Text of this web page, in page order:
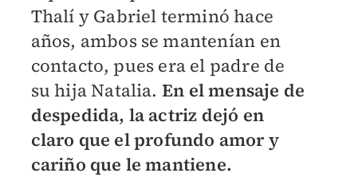
Thalí y Gabriel terminó hace
años, ambos se mantenían en
contacto, pues era el padre de
su hija Natalia. En el mensaje de
despedida, la actriz dejó en
claro que el profundo amor y
cariño que le mantiene.